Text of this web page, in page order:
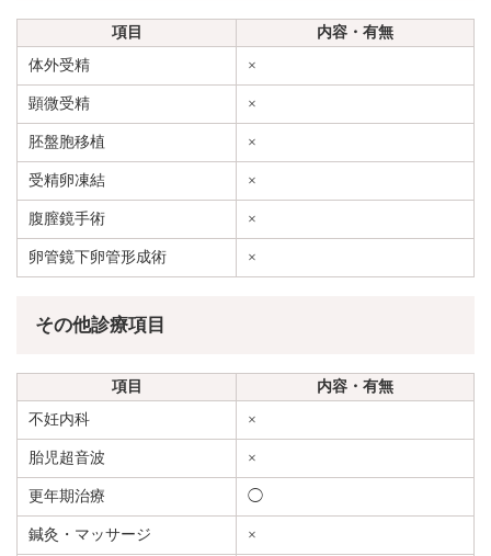
項目
内容・有無
体外受精
×
顕微受精 ×
胚盤胞移植 ×
受精卵凍結 ×
腹膣鏡手術 ×
卵管鏡下卵管形成術 ×
その他診療項目
項目
内容・有無
不妊内科
×
胎児超音波 ×
更年期治療 ◯
鍼灸・マッサージ ×